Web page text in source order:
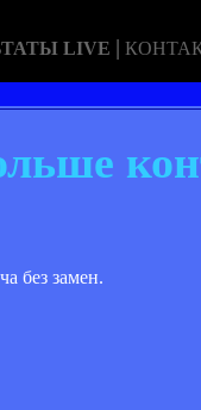
LIVE |
без замен.